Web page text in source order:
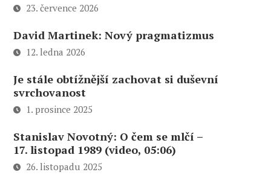
23. července 2026
David Martinek: Nový pragmatizmus
12. ledna 2026
Je stále obtížnější zachovat si duševní
svrchovanost
1. prosince 2025
Stanislav Novotný: O čem se mlčí –
17. listopad 1989 (video, 05:06)
26. listopadu 2025